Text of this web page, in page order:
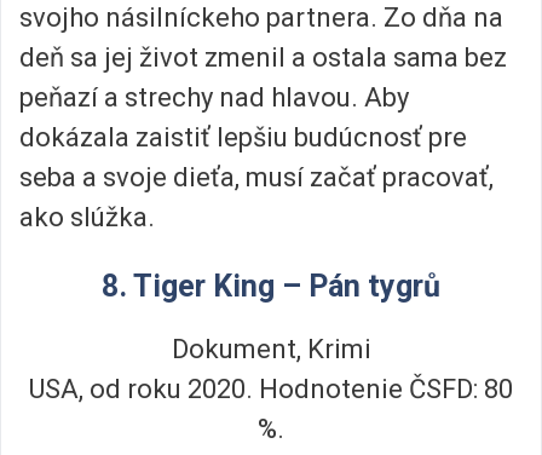
svojho násilníckeho partnera. Zo dňa na
deň sa jej život zmenil a ostala sama bez
peňazí a strechy nad hlavou. Aby
dokázala zaistiť lepšiu budúcnosť pre
seba a svoje dieťa, musí začať pracovať,
ako slúžka.
8. Tiger King – Pán tygrů
Dokument, Krimi
USA, od roku 2020. Hodnotenie ČSFD: 80
%.